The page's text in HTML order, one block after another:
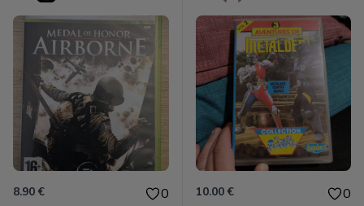
8.90 € 0 10.00 € 0